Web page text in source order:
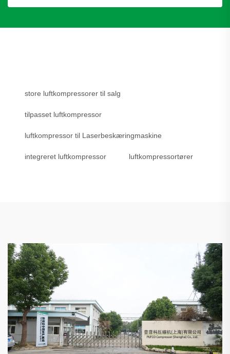
store luftkompressorer til salg
tilpasset luftkompressor
luftkompressor til Laserbeskæringmaskine
integreret luftkompressor luftkompressortører